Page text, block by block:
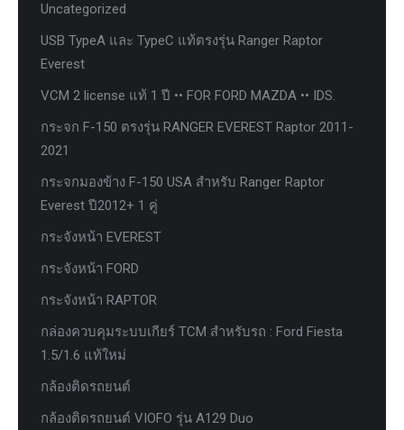
Uncategorized
USB TypeA และ TypeC แท้ตรงรุ่น Ranger Raptor
Everest
VCM 2 license แท้ 1 ปี •• FOR FORD MAZDA •• IDS.
กระจก F-150 ตรงรุ่น RANGER EVEREST Raptor 2011-
2021
กระจกมองข้าง F-150 USA สำหรับ Ranger Raptor
Everest ปี2012+ 1 คู่
กระจังหน้า EVEREST
กระจังหน้า FORD
กระจังหน้า RAPTOR
กล่องควบคุมระบบเกียร์ TCM สำหรับรถ : Ford Fiesta
1.5/1.6 แท้ใหม่
กล้องติดรถยนต์
กล้องติดรถยนต์ VIOFO รุ่น A129 Duo